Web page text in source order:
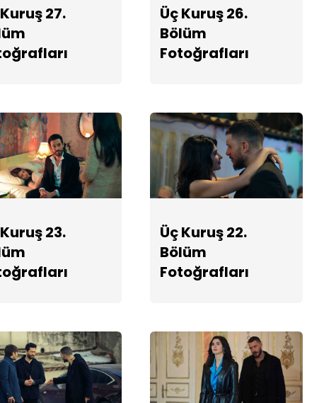
27.
Üç Kuruş 26.
Bölüm
Fotoğrafları
23.
Üç Kuruş 22.
Bölüm
Fotoğrafları